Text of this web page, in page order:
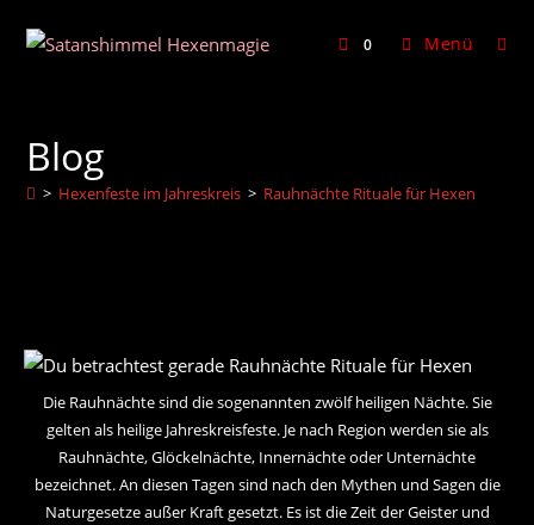
Inhalt
0 Menü
Blog
> Hexenfeste im Jahreskreis > Rauhnächte Rituale für Hexen
Die Rauhnächte sind die sogenannten zwölf heiligen Nächte. Sie
gelten als heilige Jahreskreisfeste. Je nach Region werden sie als
Rauhnächte, Glöckelnächte, Innernächte oder Unternächte
bezeichnet. An diesen Tagen sind nach den Mythen und Sagen die
Naturgesetze außer Kraft gesetzt. Es ist die Zeit der Geister und